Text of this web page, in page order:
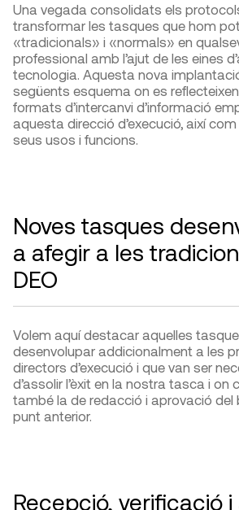
Una vegada consolidats els
transformar les tasques que hom
«tradicionals» i «normals» en
professional amb l’ajut de les eines
tecnologia. Aquesta nova
següents esquema on es
formats d’intercanvi d’informació
aquesta direcció d’execució, així
seus usos i funcions.
Noves tasques
a afegir a les
DEO
Volem aquí destacar aquelles
desenvolupar addicionalment a les
directors d’execució i que van ser
d’assolir l’èxit en la nostra tasca i on
també la de redacció i aprovació del
punt anterior.
Recepció, verificació